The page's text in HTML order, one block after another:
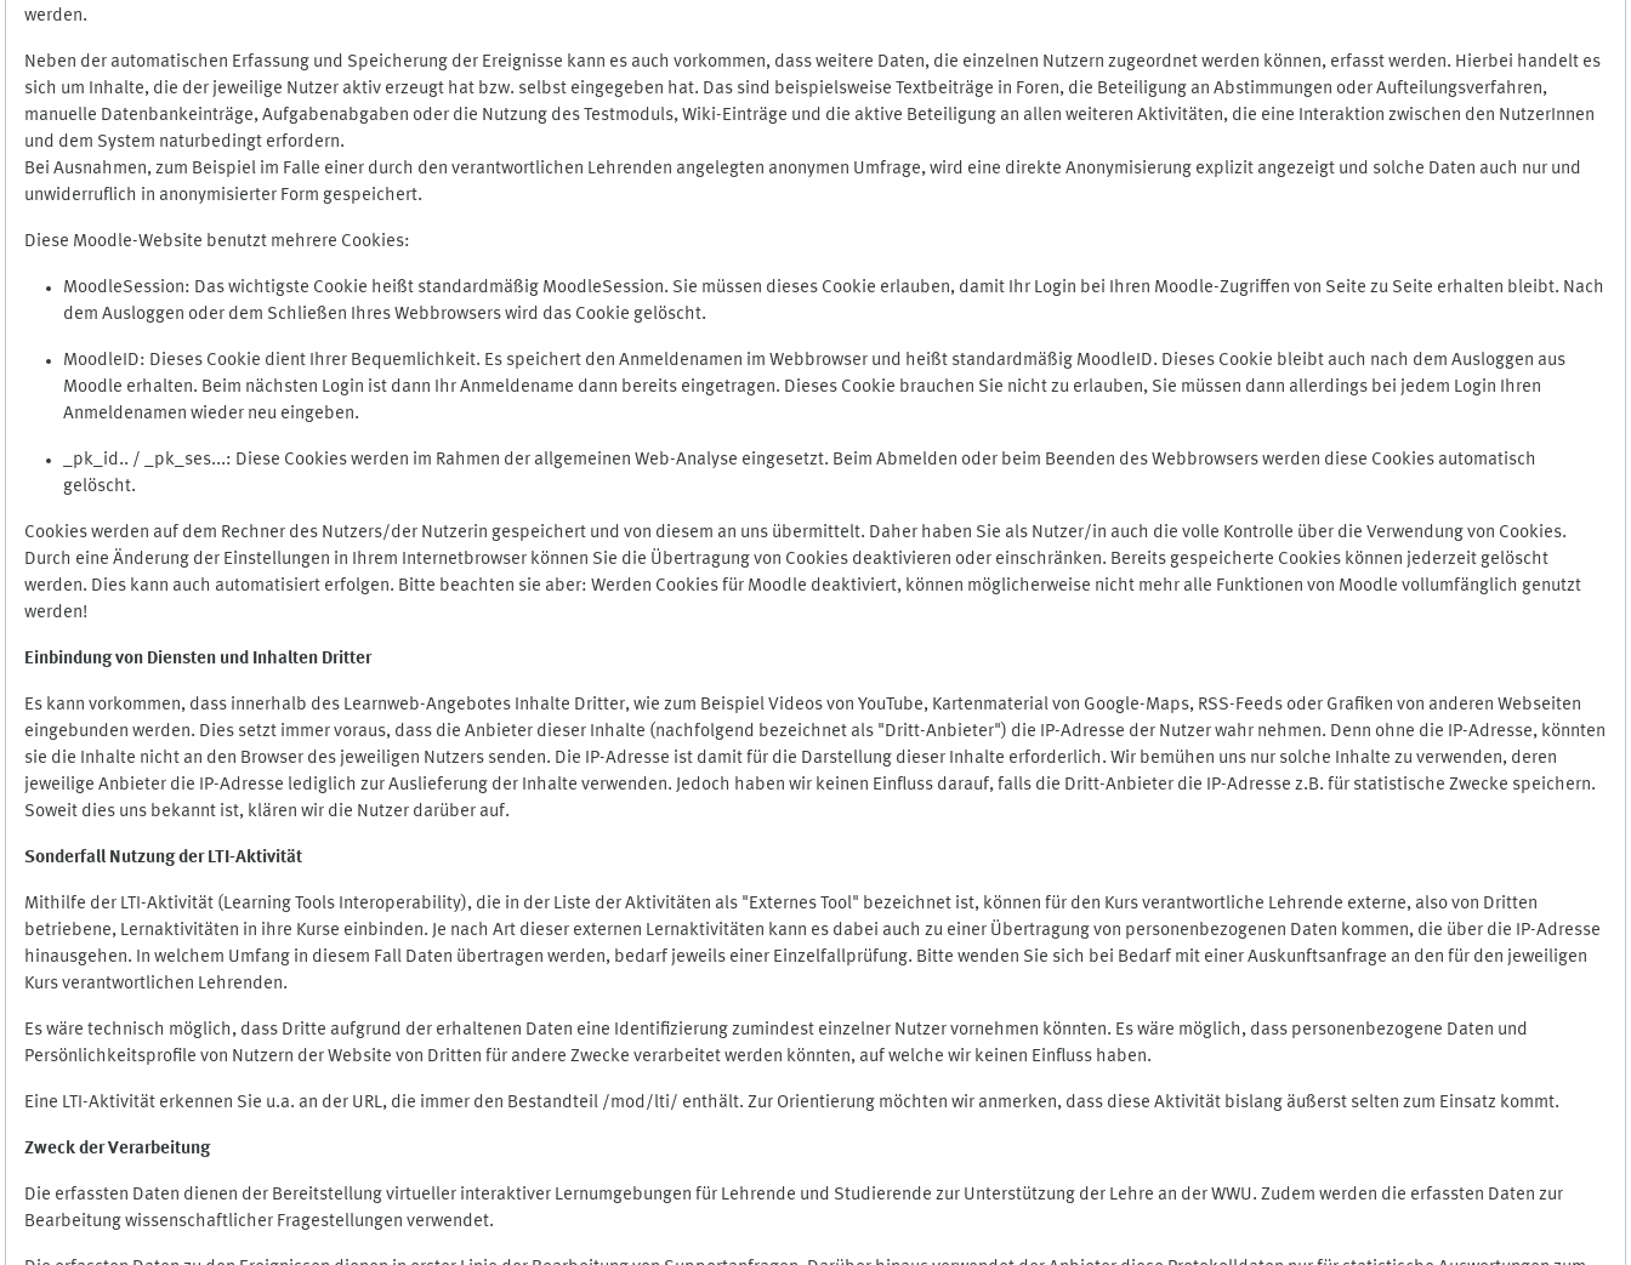
werden.
Neben der automatischen Erfassung und Speicherung der Ereignisse kann es auch vorkommen, dass weitere Daten, die einzelnen Nutzern zugeordnet werden können, erfasst werden. Hierbei handelt es
sich um Inhalte, die der jeweilige Nutzer aktiv erzeugt hat bzw. selbst eingegeben hat. Das sind beispielsweise Textbeiträge in Foren, die Beteiligung an Abstimmungen oder Aufteilungsverfahren,
manuelle Datenbankeinträge, Aufgabenabgaben oder die Nutzung des Testmoduls, Wiki-Einträge und die aktive Beteiligung an allen weiteren Aktivitäten, die eine Interaktion zwischen den NutzerInnen
und dem System naturbedingt erfordern.
Bei Ausnahmen, zum Beispiel im Falle einer durch den verantwortlichen Lehrenden angelegten anonymen Umfrage, wird eine direkte Anonymisierung explizit angezeigt und solche Daten auch nur und
unwiderruflich in anonymisierter Form gespeichert.
Diese Moodle-Website benutzt mehrere Cookies:
MoodleSession: Das wichtigste Cookie heißt standardmäßig MoodleSession. Sie müssen dieses Cookie erlauben, damit Ihr Login bei Ihren Moodle-Zugriffen von Seite zu Seite erhalten bleibt. Nach
dem Ausloggen oder dem Schließen Ihres Webbrowsers wird das Cookie gelöscht.
MoodleID: Dieses Cookie dient Ihrer Bequemlichkeit. Es speichert den Anmeldenamen im Webbrowser und heißt standardmäßig MoodleID. Dieses Cookie bleibt auch nach dem Ausloggen aus
Moodle erhalten. Beim nächsten Login ist dann Ihr Anmeldename dann bereits eingetragen. Dieses Cookie brauchen Sie nicht zu erlauben, Sie müssen dann allerdings bei jedem Login Ihren
Anmeldenamen wieder neu eingeben.
_pk_id.. / _pk_ses...: Diese Cookies werden im Rahmen der allgemeinen Web-Analyse eingesetzt. Beim Abmelden oder beim Beenden des Webbrowsers werden diese Cookies automatisch
gelöscht.
Cookies werden auf dem Rechner des Nutzers/der Nutzerin gespeichert und von diesem an uns übermittelt. Daher haben Sie als Nutzer/in auch die volle Kontrolle über die Verwendung von Cookies.
Durch eine Änderung der Einstellungen in Ihrem Internetbrowser können Sie die Übertragung von Cookies deaktivieren oder einschränken. Bereits gespeicherte Cookies können jederzeit gelöscht
werden. Dies kann auch automatisiert erfolgen. Bitte beachten sie aber: Werden Cookies für Moodle deaktiviert, können möglicherweise nicht mehr alle Funktionen von Moodle vollumfänglich genutzt
werden!
Einbindung von Diensten und Inhalten Dritter
Es kann vorkommen, dass innerhalb des Learnweb-Angebotes Inhalte Dritter, wie zum Beispiel Videos von YouTube, Kartenmaterial von Google-Maps, RSS-Feeds oder Grafiken von anderen Webseiten
eingebunden werden. Dies setzt immer voraus, dass die Anbieter dieser Inhalte (nachfolgend bezeichnet als "Dritt-Anbieter") die IP-Adresse der Nutzer wahr nehmen. Denn ohne die IP-Adresse, könnten
sie die Inhalte nicht an den Browser des jeweiligen Nutzers senden. Die IP-Adresse ist damit für die Darstellung dieser Inhalte erforderlich. Wir bemühen uns nur solche Inhalte zu verwenden, deren
jeweilige Anbieter die IP-Adresse lediglich zur Auslieferung der Inhalte verwenden. Jedoch haben wir keinen Einfluss darauf, falls die Dritt-Anbieter die IP-Adresse z.B. für statistische Zwecke speichern.
Soweit dies uns bekannt ist, klären wir die Nutzer darüber auf.
Sonderfall Nutzung der LTI-Aktivität
Mithilfe der LTI-Aktivität (Learning Tools Interoperability), die in der Liste der Aktivitäten als "Externes Tool" bezeichnet ist, können für den Kurs verantwortliche Lehrende externe, also von Dritten
betriebene, Lernaktivitäten in ihre Kurse einbinden. Je nach Art dieser externen Lernaktivitäten kann es dabei auch zu einer Übertragung von personenbezogenen Daten kommen, die über die IP-Adresse
hinausgehen. In welchem Umfang in diesem Fall Daten übertragen werden, bedarf jeweils einer Einzelfallprüfung. Bitte wenden Sie sich bei Bedarf mit einer Auskunftsanfrage an den für den jeweiligen
Kurs verantwortlichen Lehrenden.
Es wäre technisch möglich, dass Dritte aufgrund der erhaltenen Daten eine Identifizierung zumindest einzelner Nutzer vornehmen könnten. Es wäre möglich, dass personenbezogene Daten und
Persönlichkeitsprofile von Nutzern der Website von Dritten für andere Zwecke verarbeitet werden könnten, auf welche wir keinen Einfluss haben.
Eine LTI-Aktivität erkennen Sie u.a. an der URL, die immer den Bestandteil /mod/lti/ enthält. Zur Orientierung möchten wir anmerken, dass diese Aktivität bislang äußerst selten zum Einsatz kommt.
Zweck der Verarbeitung
Die erfassten Daten dienen der Bereitstellung virtueller interaktiver Lernumgebungen für Lehrende und Studierende zur Unterstützung der Lehre an der WWU. Zudem werden die erfassten Daten zur
Bearbeitung wissenschaftlicher Fragestellungen verwendet.